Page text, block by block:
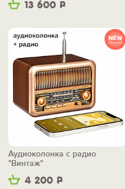
13 600 Р
4 200 Р
Аудиоколонка с радио
"Винтаж"